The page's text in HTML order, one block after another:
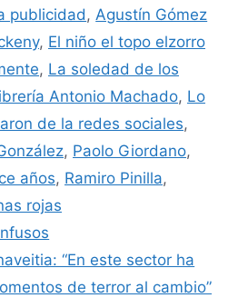
publicidad , Agustín Gómez
, El niño el topo elzorro
, La soledad de los
Antonio Machado, Lo
de la redes sociales,
, Paolo Giordano,
años, Ramiro Pinilla,
rojas
“En este sector ha
de terror al cambio”